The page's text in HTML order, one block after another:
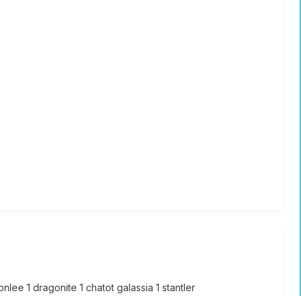
1 dragonite 1 chatot galassia 1 stantler